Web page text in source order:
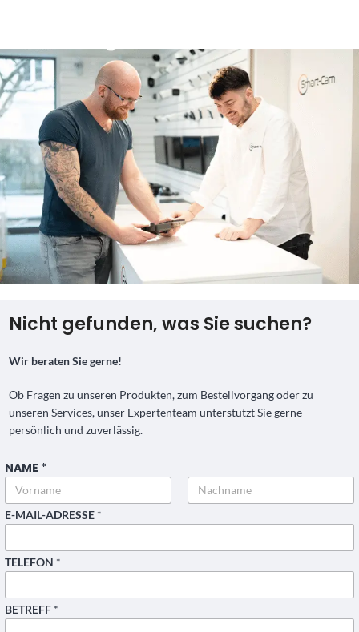
Nicht gefunden, was Sie suchen?
Wir beraten Sie gerne!
Ob Fragen zu unseren Produkten, zum Bestellvorgang oder zu
unseren Services, unser Expertenteam unterstützt Sie gerne
persönlich und zuverlässig.
NAME *
Vorname
E-MAIL-ADRESSE *
TELEFON *
BETREFF *